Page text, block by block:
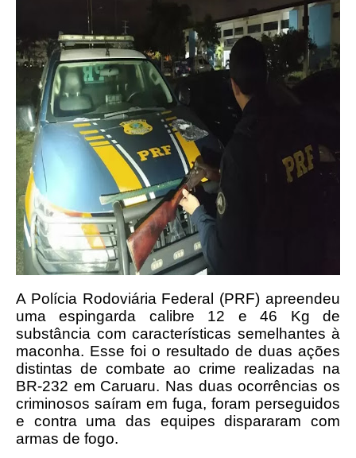
A Polícia Rodoviária Federal (PRF) apreendeu
uma espingarda calibre 12 e 46 Kg de
substância com características semelhantes à
maconha. Esse foi o resultado de duas ações
distintas de combate ao crime realizadas na
BR-232 em Caruaru. Nas duas ocorrências os
criminosos saíram em fuga, foram perseguidos
e contra uma das equipes dispararam com
armas de fogo.